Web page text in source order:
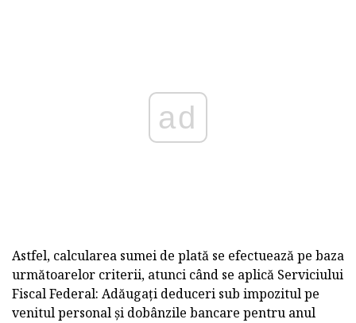
ad
Astfel, calcularea sumei de plată se efectuează pe baza
următoarelor criterii, atunci când se aplică Serviciului
Fiscal Federal: Adăugați deduceri sub impozitul pe
venitul personal și dobânzile bancare pentru anul